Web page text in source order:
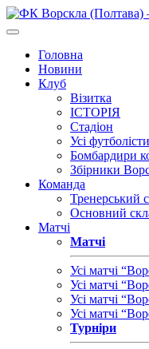
Головна
Новини
Клуб
Візитка
ІСТОРІЯ
Стадіон
Усі
Бомбардири
Збірники
Команда
Тренерський
Основний
Матчі
Матчі
Усі матчі
Усі матчі
Усі матчі
Усі матчі
Турніри